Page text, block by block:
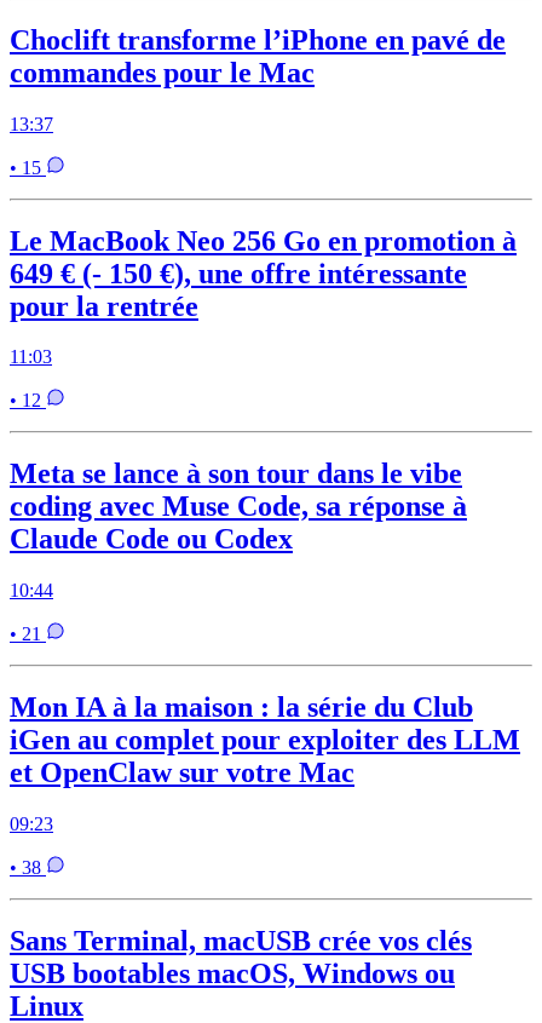
Choclift transforme l’iPhone en pavé de
commandes pour le Mac
13:37
• 15
Le MacBook Neo 256 Go en promotion à
649 € (- 150 €), une offre intéressante
pour la rentrée
11:03
• 12
Meta se lance à son tour dans le vibe
coding avec Muse Code, sa réponse à
Claude Code ou Codex
10:44
• 21
Mon IA à la maison : la série du Club
iGen au complet pour exploiter des LLM
et OpenClaw sur votre Mac
09:23
• 38
Sans Terminal, macUSB crée vos clés
USB bootables macOS, Windows ou
Linux